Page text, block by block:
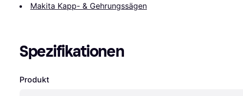
Makita Kapp- & Gehrungssägen
Spezifikationen
Produkt